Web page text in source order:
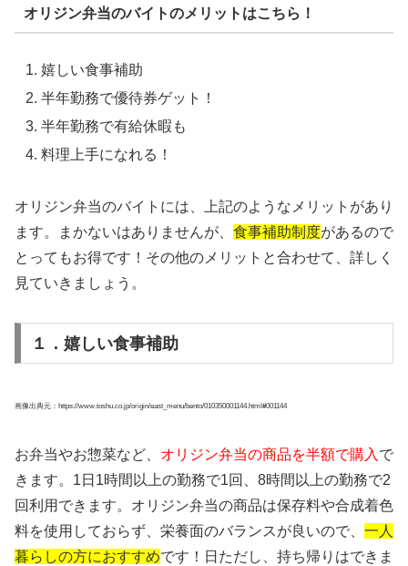
オリジン弁当のバイトのメリットはこちら！
嬉しい食事補助
半年勤務で優待券ゲット！
半年勤務で有給休暇も
料理上手になれる！
オリジン弁当のバイトには、上記のようなメリットがあり
ます。まかないはありませんが、 食事補助制度があるので
とってもお得です！その他のメリットと合わせて、詳しく
見ていきましょう。
１．嬉しい食事補助
画像出典元：https://www.toshu.co.jp/origin/east_menu/bento/010350001144.html#001144
お弁当やお惣菜など、 オリジン弁当の商品を半額で購入 で
きます。1日1時間以上の勤務で1回、8時間以上の勤務で2
回利用できます。オリジン弁当の商品は保存料や合成着色
料を使用しておらず、栄養面のバランスが良いので、 一人
暮らしの方におすすめです！日ただし、持ち帰りはできま